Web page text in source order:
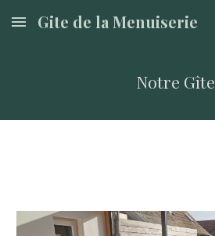
Skip to main content
Gite de la Menuiserie
Notre Gîte